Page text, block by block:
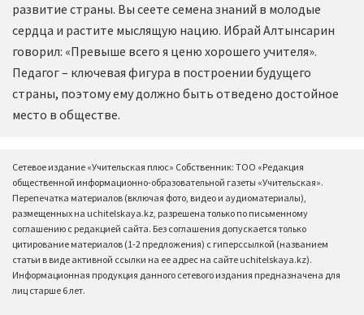
развитие страны. Вы сеете семена знаний в молодые
сердца и растите мыслящую нацию. Ибрай Алтынсарин
говорил: «Превыше всего я ценю хорошего учителя».
Педагог – ключевая фигура в построении будущего
страны, поэтому ему должно быть отведено достойное
место в обществе.
Сетевое издание «Учительская плюс» Собственник: ТОО «Редакция
общественной информационно-образовательной газеты «Учительская».
Перепечатка материалов (включая фото, видео и аудиоматериалы),
размещенных на uchitelskaya.kz, разрешена только по письменному
соглашению с редакцией сайта. Без соглашения допускается только
цитирование материалов (1-2 предложения) с гиперссылкой (названием
статьи в виде активной ссылки на ее адрес на сайте uchitelskaya.kz).
Информационная продукция данного сетевого издания предназначена для
лиц старше 6 лет.